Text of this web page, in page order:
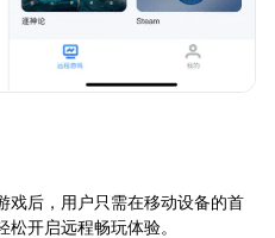
戏后，用户只需在移动设备的首
开启远程畅玩体验。